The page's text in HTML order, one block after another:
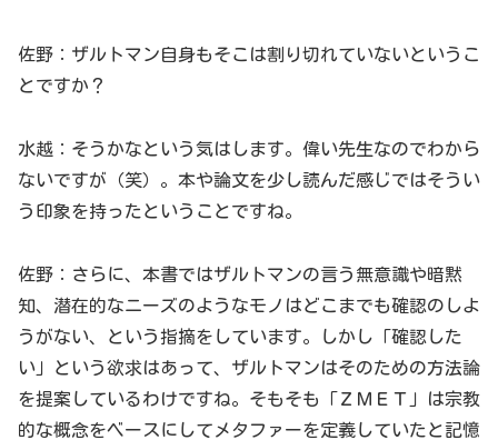
佐野：ザルトマン自身もそこは割り切れていないというこ
とですか？
水越：そうかなという気はします。偉い先生なのでわから
ないですが（笑）。本や論文を少し読んだ感じではそうい
う印象を持ったということですね。
佐野：さらに、本書ではザルトマンの言う無意識や暗黙
知、潜在的なニーズのようなモノはどこまでも確認のしよ
うがない、という指摘をしています。しかし「確認した
い」という欲求はあって、ザルトマンはそのための方法論
を提案しているわけですね。そもそも「ＺＭＥＴ」は宗教
的な概念をベースにしてメタファーを定義していたと記憶